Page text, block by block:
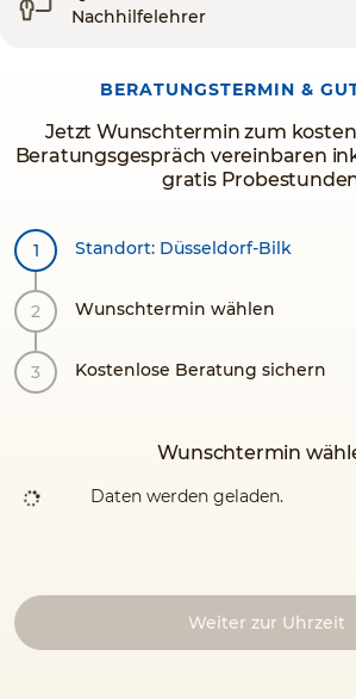
Nachhilfelehrer
BERATUNGSTERMIN &
Jetzt Wunschtermin zum
Beratungsgespräch vereinbaren
gratis
Standort: Düsseldorf-Bilk
Wunschtermin wählen
Kostenlose Beratung sichern
Wunschtermin
Daten werden geladen.
Weiter zur Uhrzeit